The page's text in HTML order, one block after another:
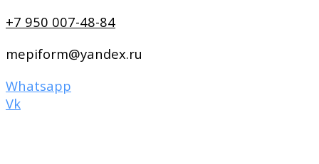
+7 950 007-48-84
mepiform@yandex.ru
Whatsapp
Vk